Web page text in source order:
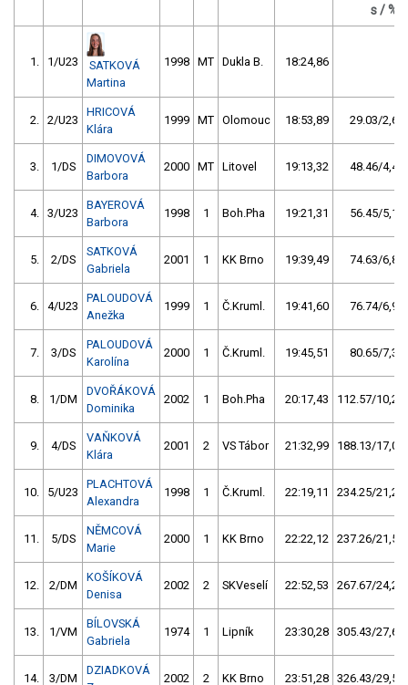
s / %
1. 1/U23
SATKOVÁ
Martina
1998 MT Dukla B. 18:24,86
2. 2/U23
HRICOVÁ
Klára
1999 MT Olomouc 18:53,89 29.03/2,6
3. 1/DS
DIMOVOVÁ
Barbora
2000 MT Litovel 19:13,32 48.46/4,4
4. 3/U23
BAYEROVÁ
Barbora
1998 1 Boh.Pha 19:21,31 56.45/5,1
5. 2/DS
SATKOVÁ
Gabriela
2001 1 KK Brno 19:39,49 74.63/6,8
6. 4/U23
PALOUDOVÁ
Anežka
1999 1 Č.Kruml. 19:41,60 76.74/6,9
7. 3/DS
PALOUDOVÁ
Karolína
2000 1 Č.Kruml. 19:45,51 80.65/7,3
8. 1/DM
DVOŘÁKOVÁ
Dominika
2002 1 Boh.Pha 20:17,43 112.57/10,2
9. 4/DS
VAŇKOVÁ
Klára
2001 2 VS Tábor 21:32,99 188.13/17,0
10. 5/U23
PLACHTOVÁ
Alexandra
1998 1 Č.Kruml. 22:19,11 234.25/21,2
11. 5/DS
NĚMCOVÁ
Marie
2000 1 KK Brno 22:22,12 237.26/21,5
12. 2/DM
KOŠÍKOVÁ
Denisa
2002 2 SKVeselí 22:52,53 267.67/24,2
13. 1/VM
BÍLOVSKÁ
Gabriela
1974 1 Lipník 23:30,28 305.43/27,6
14. 3/DM
DZIADKOVÁ
2002 2 KK Brno 23:51,28 326.43/29,5